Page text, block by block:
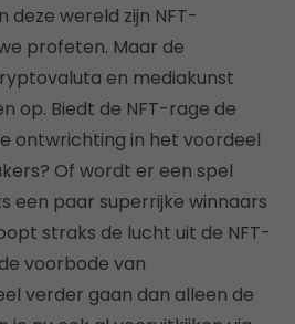
deze wereld zijn NFT-
profeten. Maar de
en mediakunst
op. Biedt de NFT-rage de
ontwrichting in het voordeel
Of wordt er een spel
een paar superrijke winnaars
straks de lucht uit de NFT-
voorbode van
verder gaan dan alleen de